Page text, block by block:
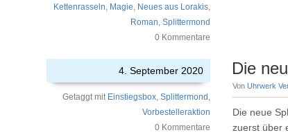
Kettenrasseln, Magie, Neues aus Lorakis,
Roman,Splittermond
0 Kommentare
4. September 2020
Getaggt mit Einstiegsbox,Splittermond ,
Vorbestelleraktion
0 Kommentare
Die
Von Uhrwerk
Die neue
zuerst über